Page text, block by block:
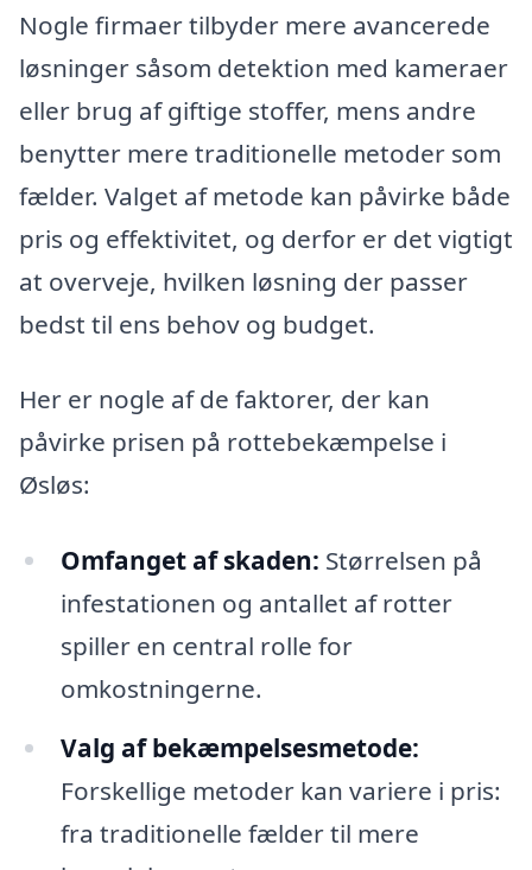
Nogle firmaer tilbyder mere avancerede
løsninger såsom detektion med kameraer
eller brug af giftige stoffer, mens andre
benytter mere traditionelle metoder som
fælder. Valget af metode kan påvirke både
pris og effektivitet, og derfor er det vigtigt
at overveje, hvilken løsning der passer
bedst til ens behov og budget.
Her er nogle af de faktorer, der kan
påvirke prisen på rottebekæmpelse i
Øsløs:
Omfanget af skaden: Størrelsen på
infestationen og antallet af rotter
spiller en central rolle for
omkostningerne.
Valg af bekæmpelsesmetode:
Forskellige metoder kan variere i pris:
fra traditionelle fælder til mere